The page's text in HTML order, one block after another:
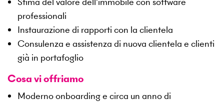
professionali
Instaurazione di rapporti con la clientela
Consulenza e assistenza di nuova clientela e clienti
già in portafoglio
Cosa vi offriamo
Moderno onboarding e circa un anno di